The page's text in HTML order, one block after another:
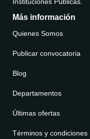
Más información
Quienes Somos
Publicar convocatoria
Blog
Departamentos
Últimas ofertas
Términos y condiciones